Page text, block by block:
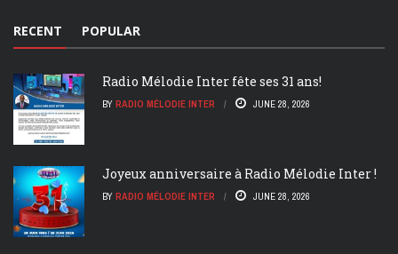
RECENT POPULAR
Radio Mélodie Inter fête ses 31 ans!
BY RADIO MÉLODIE INTER JUNE 28, 2026
Joyeux anniversaire à Radio Mélodie Inter !
BY RADIO MÉLODIE INTER JUNE 28, 2026